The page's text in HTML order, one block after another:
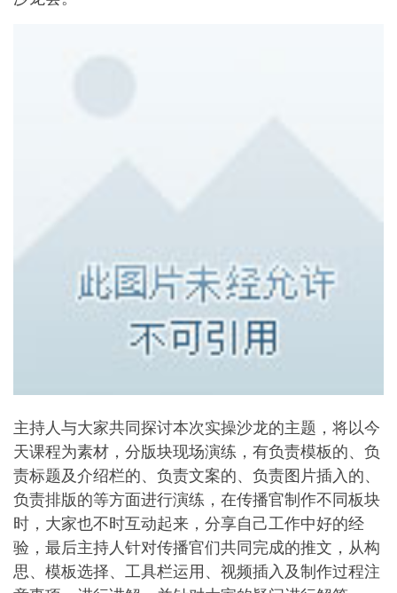
主持人与大家共同探讨本次实操沙龙的主题，将以今
天课程为素材，分版块现场演练，有负责模板的、负
责标题及介绍栏的、负责文案的、负责图片插入的、
负责排版的等方面进行演练，在传播官制作不同板块
时，大家也不时互动起来，分享自己工作中好的经
验，最后主持人针对传播官们共同完成的推文，从构
思、模板选择、工具栏运用、视频插入及制作过程注